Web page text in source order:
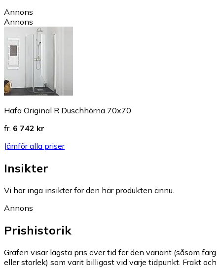
Annons
Annons
Hafa Original R Duschhörna 70x70
fr. 6 742 kr
Jämför alla priser
Insikter
Vi har inga insikter för den här produkten ännu.
Annons
Prishistorik
Grafen visar lägsta pris över tid för den variant (såsom färg
eller storlek) som varit billigast vid varje tidpunkt. Frakt och